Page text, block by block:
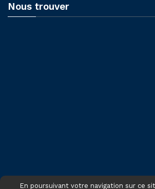
En poursuivant votre navigation sur ce
Nous trouver